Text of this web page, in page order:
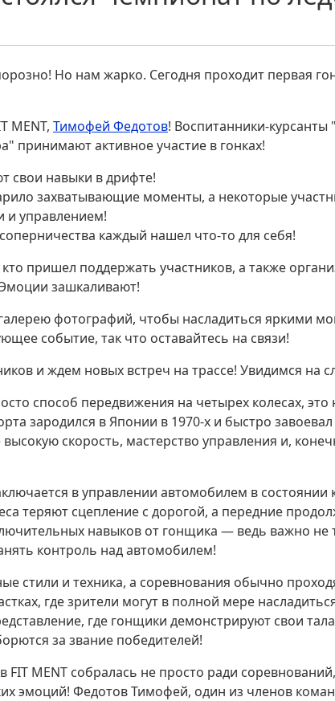
Но нам жарко. Сегодня проходит первая
MENT, Тимофей Федотов! Воспитанники-
принимают активное участие в гонках!
свои навыки в дрифте!
захватывающие моменты, а некоторые
управлением!
каждый нашел что-то для себя!
пришел поддержать участников, а также
зашкаливают!
фотографий, чтобы насладиться яркими
событие, так что оставайтесь на связи!
и ждем новых встреч на трассе! Увидимся на
способ передвижения на четырех колесах, это
зародился в Японии в 1970-х и быстро
скорость, мастерство управления и,
в управлении автомобилем в состоянии
теряют сцепление с дорогой, а передние
навыков от гонщика — ведь важно не
контроль над автомобилем!
стили и техника, а соревнования обычно
где зрители могут в полной мере
где гонщики демонстрируют свои
за звание победителей!
MENT собралась не просто ради
эмоций! Федотов Тимофей, один из членов